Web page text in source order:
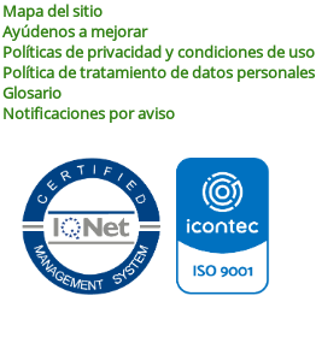
Mapa del sitio
Ayúdenos a mejorar
Políticas de privacidad y condiciones de uso
Política de tratamiento de datos personales
Glosario
Notificaciones por aviso